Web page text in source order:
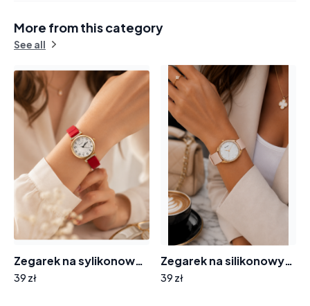
More from this category
See all
Zegarek na sylikonowym pasku 8004 tarcza cyferki cyrkonie
39 zł
Zegarek na silikonowym pasku tarcza z cyrkoniami 8012
39 zł